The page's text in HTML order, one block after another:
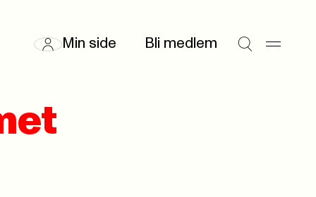
Min side Bli medlem